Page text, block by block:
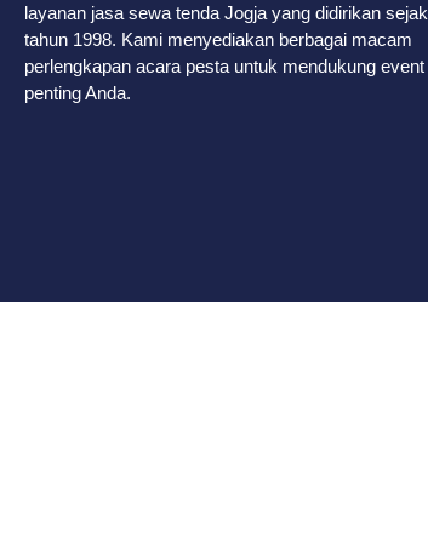
layanan jasa sewa tenda Jogja yang didirikan sejak
tahun 1998. Kami menyediakan berbagai macam
perlengkapan acara pesta untuk mendukung event
penting Anda.